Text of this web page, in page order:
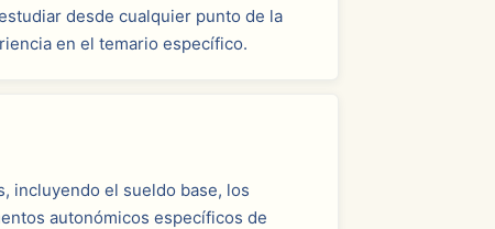
desde cualquier punto de la
en el temario específico.
incluyendo el sueldo base, los
autonómicos específicos de